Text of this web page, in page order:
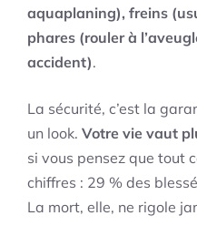
aquaplaning), freins
phares (rouler à
accident).
La sécurité, c’est la
un look. Votre vie vaut
si vous pensez que tout
chiffres : 29 % des
La mort, elle, ne rigole